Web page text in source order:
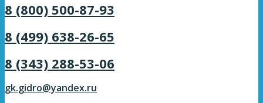
8 (800) 500-87-93
8 (499) 638-26-65
8 (343) 288-53-06
gk.gidro@yandex.ru